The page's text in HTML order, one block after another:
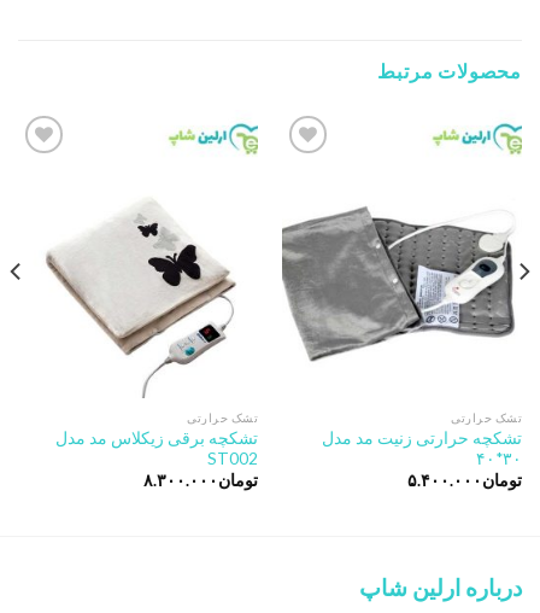
محصولات مرتبط
wishlist
تشک حرارتی
تشکچه حرارتی زنیت مد مدل
۳۰*۴۰
تومان ۵.۴۰۰.۰۰۰
تشک حرارتی
تشکچه برقی زیکلاس مد مدل
ST002
تومان ۸.۳۰۰.۰۰۰
درباره ارلین شاپ